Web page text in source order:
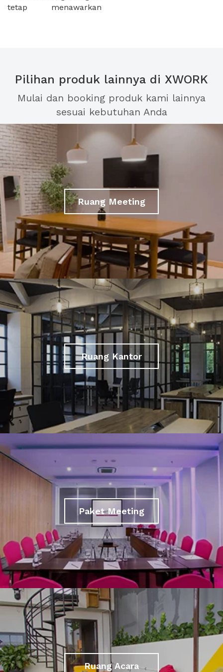
tetap menawarkan
Pilihan produk lainnya di XWORK
Mulai dan booking produk kami lainnya
sesuai kebutuhan Anda
Ruang Meeting
Ruang Kantor
Paket Meeting
Ruang Acara